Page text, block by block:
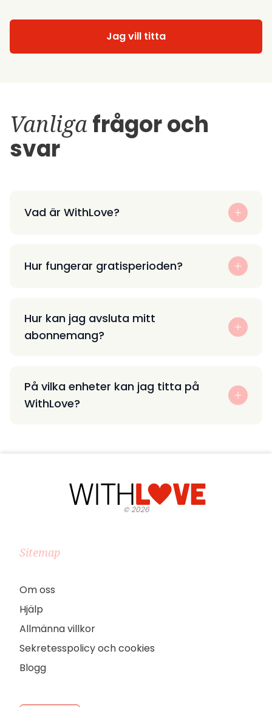
Jag vill titta
Vanligafrågor och
svar
Vad är WithLove?
Hur fungerar gratisperioden?
Hur kan jag avsluta mitt
abonnemang?
På vilka enheter kan jag titta på
WithLove?
©2026
Sitemap
Om oss
Hjälp
Allmänna villkor
Sekretesspolicy och cookies
Blogg